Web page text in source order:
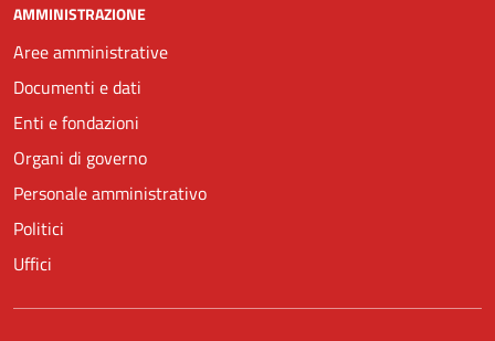
AMMINISTRAZIONE
Aree amministrative
Documenti e dati
Enti e fondazioni
Organi di governo
Personale amministrativo
Politici
Uffici